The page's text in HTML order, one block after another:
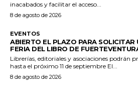
inacabados y facilitar el acceso...
8 de agosto de 2026
EVENTOS
ABIERTO EL PLAZO PARA SOLICITAR
FERIA DEL LIBRO DE
Librerías, editoriales y asociaciones podrán
hasta el próximo 11 de septiembre El...
8 de agosto de 2026